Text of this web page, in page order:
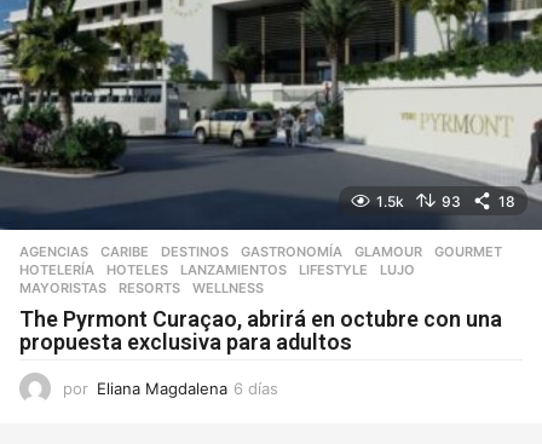
1.5k 93 18
AGENCIAS ,CARIBE ,DESTINOS ,GASTRONOMÍA ,GLAMOUR ,GOURMET
HOTELERÍA
,HOTELES ,LANZAMIENTOS ,LIFESTYLE ,LUJO
MAYORISTAS
,RESORTS ,WELLNESS
The Pyrmont Curaçao, abrirá en octubre con una
propuesta exclusiva para adultos
por Eliana Magdalena 6 días